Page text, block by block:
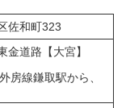
佐和町323
金道路【大宮】
房線鎌取駅から、